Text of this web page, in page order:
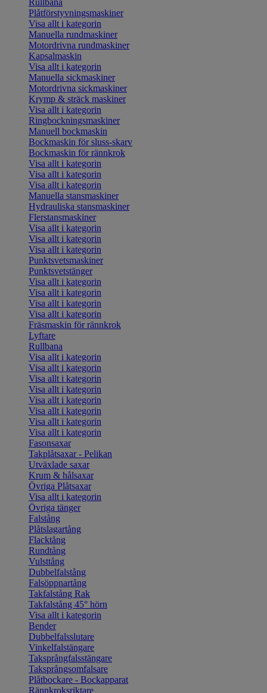
Rullbana
Plåtförstyvningsmaskiner
Visa allt i kategorin
Manuella rundmaskiner
Motordrivna rundmaskiner
Kapsalmaskin
Visa allt i kategorin
Manuella sickmaskiner
Motordrivna sickmaskiner
Krymp & sträck maskiner
Visa allt i kategorin
Ringbockningsmaskiner
Manuell bockmaskin
Bockmaskin för sluss-skarv
Bockmaskin för rännkrok
Visa allt i kategorin
Visa allt i kategorin
Visa allt i kategorin
Manuella stansmaskiner
Hydrauliska stansmaskiner
Flerstansmaskiner
Visa allt i kategorin
Visa allt i kategorin
Visa allt i kategorin
Punktsvetsmaskiner
Punktsvetstänger
Visa allt i kategorin
Visa allt i kategorin
Visa allt i kategorin
Visa allt i kategorin
Fräsmaskin för rännkrok
Lyftare
Rullbana
Visa allt i kategorin
Visa allt i kategorin
Visa allt i kategorin
Visa allt i kategorin
Visa allt i kategorin
Visa allt i kategorin
Visa allt i kategorin
Visa allt i kategorin
Fasonsaxar
Takplåtsaxar - Pelikan
Utväxlade saxar
Krum & hålsaxar
Övriga Plåtsaxar
Visa allt i kategorin
Övriga tänger
Falstång
Plåtslagartång
Flacktång
Rundtång
Vulsttång
Dubbelfalstång
Falsöppnartång
Takfalstång Rak
Takfalstång 45° hörn
Visa allt i kategorin
Bender
Dubbelfalsslutare
Vinkelfalstängare
Taksprångfalsstängare
Taksprångsomfalsare
Plåtbockare - Bockapparat
Rännkroksriktare